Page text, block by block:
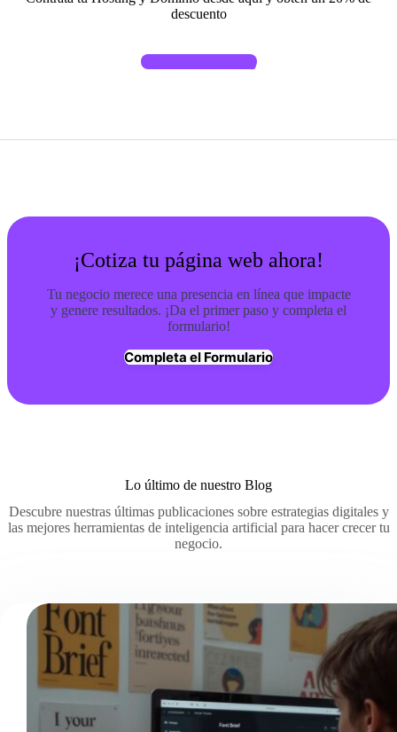
descuento
Contratar Hosting
¡Cotiza tu página web ahora!
Tu negocio merece una presencia en línea que impacte
y genere resultados. ¡Da el primer paso y completa el
formulario!
Completa el Formulario
Lo último de nuestro Blog
Descubre nuestras últimas publicaciones sobre estrategias digitales y
las mejores herramientas de inteligencia artificial para hacer crecer tu
negocio.